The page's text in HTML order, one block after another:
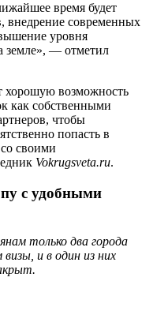
время будет
внедрение современных
уровня
земле», — отметил
хорошую возможность
как собственными
чтобы
попасть в
своими
Vokrugsveta.ru.
с удобными
только два города
визы, и в один из них